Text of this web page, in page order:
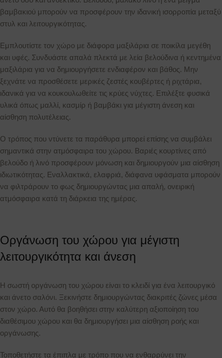
βαμβακιού μπορούν να προσφέρουν την ιδανική ισορροπία μεταξύ
στυλ και λειτουργικότητας.
Εμπλουτίστε τον χώρο με διάφορα μαξιλάρια σε ποικίλα μεγέθη
και υφές. Συνδυάστε απαλά πλεκτά με λεία βελούδινα ή κεντημένα
μαξιλάρια για να δημιουργήσετε ενδιαφέρον και βάθος. Μην
ξεχνάτε να προσθέσετε μερικές ζεστές κουβέρτες ή ριχτάρια,
ιδανικά για να κουκουλωθείτε τις κρύες νύχτες. Επιλέξτε φυσικά
υλικά όπως μαλλί, κασμίρ ή βαμβάκι για μέγιστη άνεση και
αίσθηση πολυτέλειας.
Ο τρόπος που ντύνετε τα παράθυρα μπορεί επίσης να συμβάλει
σημαντικά στην ατμόσφαιρα του χώρου. Βαριές κουρτίνες από
βελούδο ή λινό προσφέρουν μόνωση και δημιουργούν μια αίσθηση
ιδιωτικότητας. Εναλλακτικά, ελαφριά, διάφανα υφάσματα μπορούν
να φιλτράρουν το φως δημιουργώντας μια απαλή, ονειρική
ατμόσφαιρα κατά τη διάρκεια της ημέρας.
Οργάνωση του χώρου για μέγιστη
λειτουργικότητα και άνεση
Η σωστή οργάνωση του χώρου είναι το κλειδί για ένα λειτουργικό
και άνετο σαλόνι. Ξεκινήστε δημιουργώντας διακριτές ζώνες μέσα
στον χώρο. Αυτό θα βοηθήσει στην καλύτερη αξιοποίηση του
διαθέσιμου χώρου και θα δημιουργήσει μια αίσθηση ροής και
οργάνωσης.
Τοποθετήστε τα έπιπλα με τρόπο που να ενθαρρύνει την